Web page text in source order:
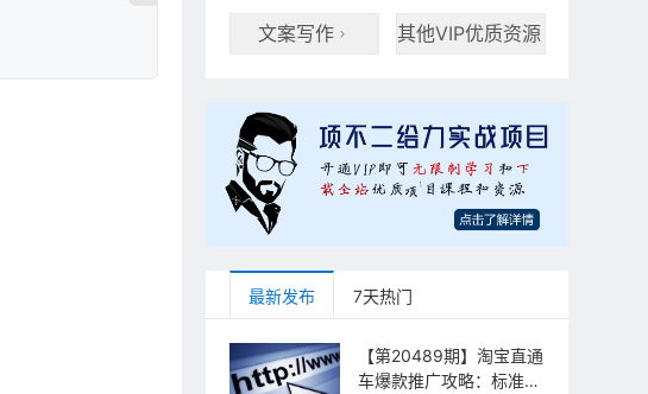
文案写作  其他VIP优质资源
最新发布 7天热门
【第20489期】淘宝直通
车爆款推广攻略：标准计